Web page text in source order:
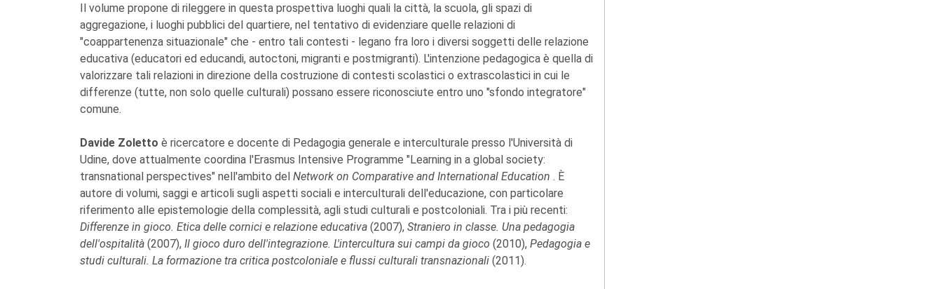
Il volume propone di rileggere in questa prospettiva luoghi quali la città, la scuola, gli spazi di
aggregazione, i luoghi pubblici del quartiere, nel tentativo di evidenziare quelle relazioni di
"coappartenenza situazionale" che - entro tali contesti - legano fra loro i diversi soggetti delle relazione
educativa (educatori ed educandi, autoctoni, migranti e postmigranti). L'intenzione pedagogica è quella di
valorizzare tali relazioni in direzione della costruzione di contesti scolastici o extrascolastici in cui le
differenze (tutte, non solo quelle culturali) possano essere riconosciute entro uno "sfondo integratore"
comune.
Davide Zoletto è ricercatore e docente di Pedagogia generale e interculturale presso l'Università di
Udine, dove attualmente coordina l'Erasmus Intensive Programme "Learning in a global society:
transnational perspectives" nell'ambito del Network on Comparative and International Education . È
autore di volumi, saggi e articoli sugli aspetti sociali e interculturali dell'educazione, con particolare
riferimento alle epistemologie della complessità, agli studi culturali e postcoloniali. Tra i più recenti:
Differenze in gioco. Etica delle cornici e relazione educativa (2007), Straniero in classe. Una pedagogia
dell'ospitalità (2007), Il gioco duro dell'integrazione. L'intercultura sui campi da gioco (2010), Pedagogia e
studi culturali. La formazione tra critica postcoloniale e flussi culturali transnazionali (2011).